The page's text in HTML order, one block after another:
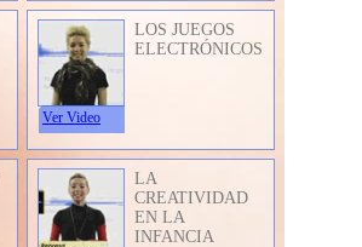
Ver Video
LOS JUEGOS
ELECTRÓNICOS
LA
CREATIVIDAD
EN LA
INFANCIA